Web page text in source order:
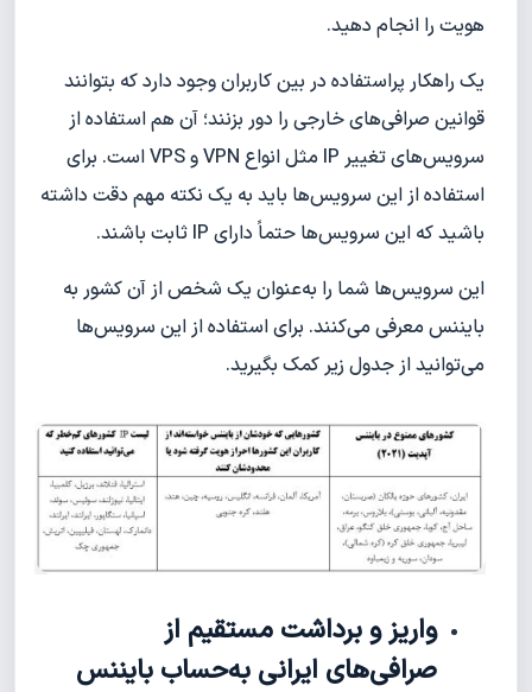
هویت را انجام دهید.
یک راهکار پراستفاده در بین کاربران وجود دارد که بتوانند
قوانین صرافی‌های خارجی را دور بزنند؛ آن هم استفاده از
سرویس‌های تغییر IP مثل انواع VPN و VPS است. برای
استفاده از این سرویس‌ها باید به یک نکته مهم دقت داشته
باشید که این سرویس‌ها حتماً دارای IP ثابت باشند.
این سرویس‌ها شما را به‌عنوان یک شخص از آن کشور به
بایننس معرفی می‌کنند. برای استفاده از این سرویس‌ها
می‌توانید از جدول زیر کمک بگیرید.
واریز و برداشت مستقیم از
صرافی‌های ایرانی به‌حساب بایننس